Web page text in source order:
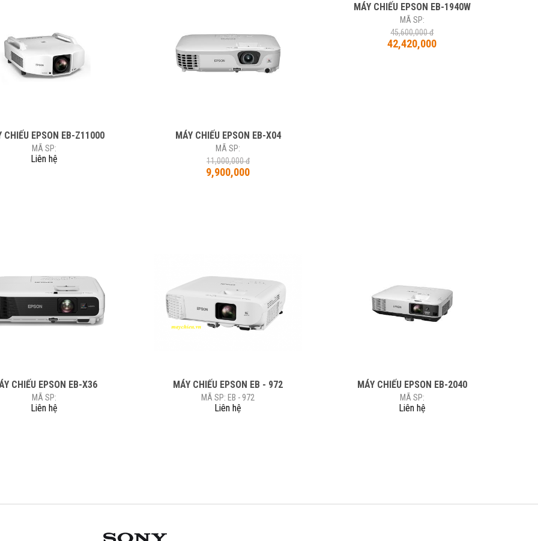
CHIẾU EPSON EB-Z11000
MÃ SP:
Liên hệ
MÁY CHIẾU EPSON EB-X04
MÃ SP:
11,000,000 đ
9,900,000
MÁY CHIẾU EPSON EB-1940W
MÃ SP:
45,600,000 đ
42,420,000
CHIẾU EPSON EB-X36
MÃ SP:
Liên hệ
MÁY CHIẾU EPSON EB - 972
MÃ SP: EB - 972
Liên hệ
MÁY CHIẾU EPSON EB-2040
MÃ SP:
Liên hệ